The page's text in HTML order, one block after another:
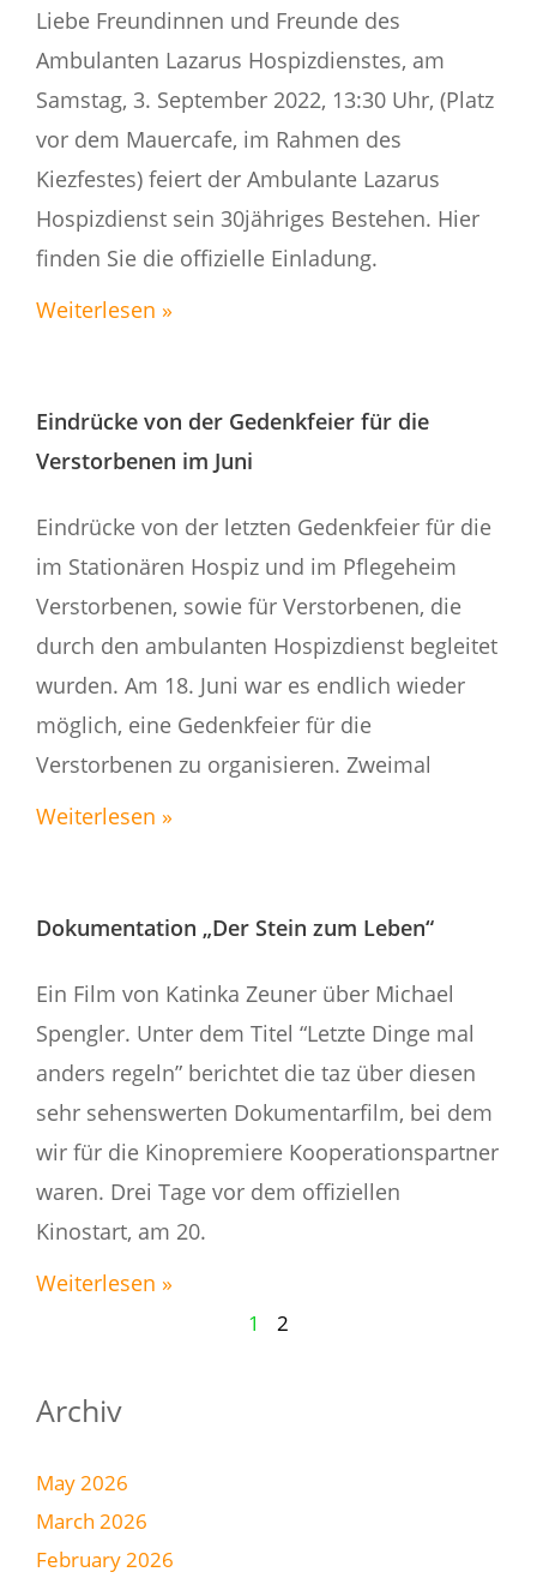
Liebe Freundinnen und Freunde des
Ambulanten Lazarus Hospizdienstes, am
Samstag, 3. September 2022, 13:30 Uhr, (Platz
vor dem Mauercafe, im Rahmen des
Kiezfestes) feiert der Ambulante Lazarus
Hospizdienst sein 30jähriges Bestehen. Hier
finden Sie die offizielle Einladung.
Weiterlesen »
Eindrücke von der Gedenkfeier für die
Verstorbenen im Juni
Eindrücke von der letzten Gedenkfeier für die
im Stationären Hospiz und im Pflegeheim
Verstorbenen, sowie für Verstorbenen, die
durch den ambulanten Hospizdienst begleitet
wurden. Am 18. Juni war es endlich wieder
möglich, eine Gedenkfeier für die
Verstorbenen zu organisieren. Zweimal
Weiterlesen »
Dokumentation „Der Stein zum Leben“
Ein Film von Katinka Zeuner über Michael
Spengler. Unter dem Titel “Letzte Dinge mal
anders regeln” berichtet die taz über diesen
sehr sehenswerten Dokumentarfilm, bei dem
wir für die Kinopremiere Kooperations­partner
waren. Drei Tage vor dem offiziellen
Kinostart, am 20.
Weiterlesen »
1
2
Archiv
May 2026
March 2026
February 2026